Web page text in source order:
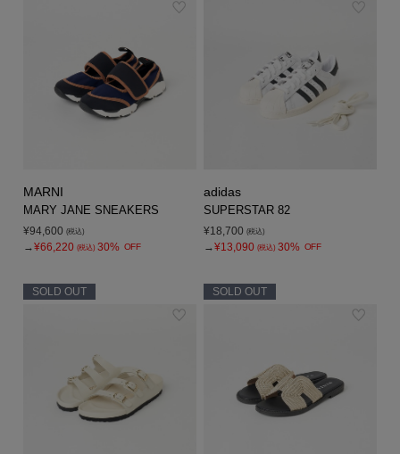
MARNI
MARY JANE SNEAKERS
¥94,600 (税込)
→¥66,220 (税込) 30% OFF
adidas
SUPERSTAR 82
¥18,700 (税込)
→¥13,090 (税込) 30% OFF
SOLD OUT SOLD OUT